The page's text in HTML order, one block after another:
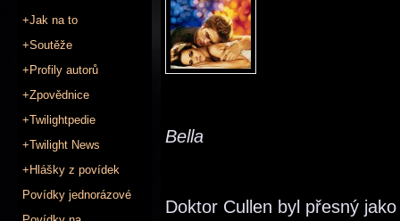
+Jak na to
+Soutěže
+Profily autorů
+Zpovědnice
+Twilightpedie
+Twilight News
+Hlášky z povídek
Povídky jednorázové
Bella
Doktor Cullen byl přesný